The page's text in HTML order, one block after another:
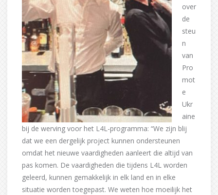
over
de
steu
n
van
Pro
mot
e
Ukr
aine
bij de werving voor het L4L-programma: “We zijn blij
dat we een dergelijk project kunnen ondersteunen
omdat het nieuwe vaardigheden aanleert die altijd van
pas komen. De vaardigheden die tijdens L4L worden
geleerd, kunnen gemakkelijk in elk land en in elke
situatie worden toegepast. We weten hoe moeilijk het